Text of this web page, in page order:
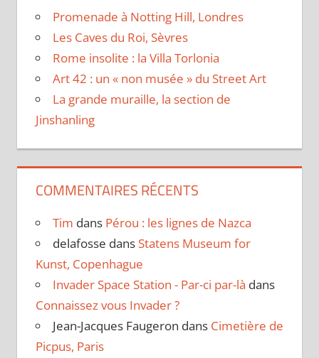
Promenade à Notting Hill, Londres
Les Caves du Roi, Sèvres
Rome insolite : la Villa Torlonia
Art 42 : un « non musée » du Street Art
La grande muraille, la section de
Jinshanling
COMMENTAIRES RÉCENTS
Tim dans Pérou : les lignes de Nazca
delafosse dans Statens Museum for
Kunst, Copenhague
Invader Space Station - Par-ci par-là dans
Connaissez vous Invader ?
Jean-Jacques Faugeron dans Cimetière de
Picpus, Paris